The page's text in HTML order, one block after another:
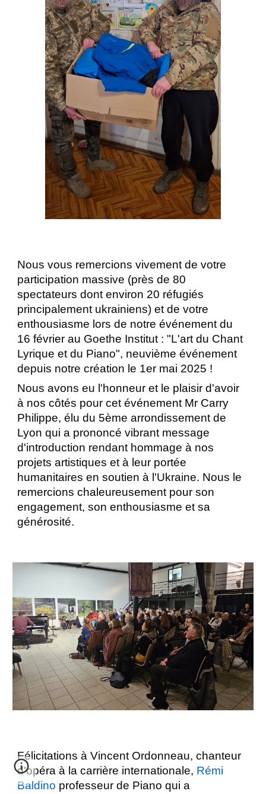
Nous vous remercions vivement de votre
participation massive (près de 80
spectateurs dont environ 20 réfugiés
principalement ukrainiens) et de votre
enthousiasme lors de notre événement du
16 février au Goethe Institut : "L'art du Chant
Lyrique et du Piano", neuvième événement
depuis notre création le 1er mai 2025 !
Nous avons eu l'honneur et le plaisir d'avoir
à nos côtés pour cet événement Mr Carry
Philippe, élu du 5ème arrondissement de
Lyon qui a prononcé vibrant message
d'introduction rendant hommage à nos
projets artistiques et à leur portée
humanitaires en soutien à l'Ukraine. Nous le
remercions chaleureusement pour son
engagement, son enthousiasme et sa
générosité.
Félicitations à Vincent Ordonneau, chanteur
d'opéra à la carrière internationale, Rémi
Baldino professeur de Piano qui a